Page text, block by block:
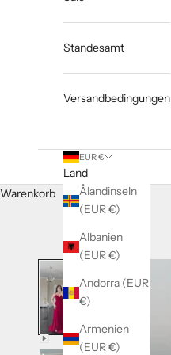
Standesamt
Versandbedingungen
EUR €
Land
Ålandinseln
(EUR €)
Albanien
(EUR €)
Andorra (EUR
€)
Armenien
(EUR €)
Warenkorb